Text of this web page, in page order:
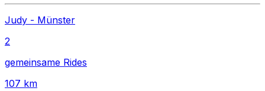
Judy - Münster
2
gemeinsame Rides
107 km